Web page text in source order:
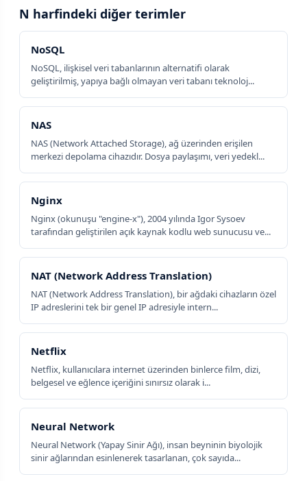
N harfindeki diğer terimler
NoSQL
NoSQL, ilişkisel veri tabanlarının alternatifi olarak
geliştirilmiş, yapıya bağlı olmayan veri tabanı teknoloj...
NAS
NAS (Network Attached Storage), ağ üzerinden erişilen
merkezi depolama cihazıdır. Dosya paylaşımı, veri yedekl...
Nginx
Nginx (okunuşu "engine-x"), 2004 yılında Igor Sysoev
tarafından geliştirilen açık kaynak kodlu web sunucusu ve...
NAT (Network Address Translation)
NAT (Network Address Translation), bir ağdaki cihazların özel
IP adreslerini tek bir genel IP adresiyle intern...
Netflix
Netflix, kullanıcılara internet üzerinden binlerce film, dizi,
belgesel ve eğlence içeriğini sınırsız olarak i...
Neural Network
Neural Network (Yapay Sinir Ağı), insan beyninin biyolojik
sinir ağlarından esinlenerek tasarlanan, çok sayıda...